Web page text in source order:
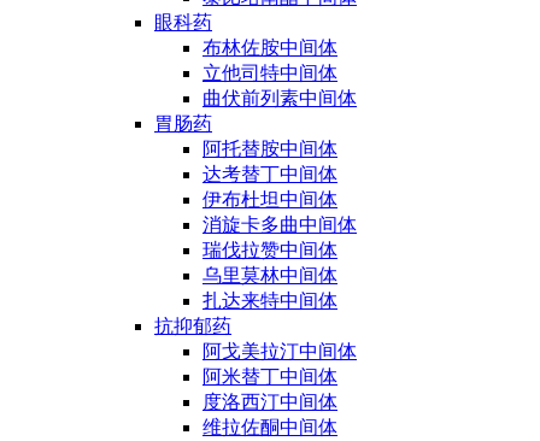
眼科药
布林佐胺中间体
立他司特中间体
曲伏前列素中间体
胃肠药
阿托替胺中间体
达考替丁中间体
伊布杜坦中间体
消旋卡多曲中间体
瑞伐拉赞中间体
乌里莫林中间体
扎达来特中间体
抗抑郁药
阿戈美拉汀中间体
阿米替丁中间体
度洛西汀中间体
维拉佐酮中间体